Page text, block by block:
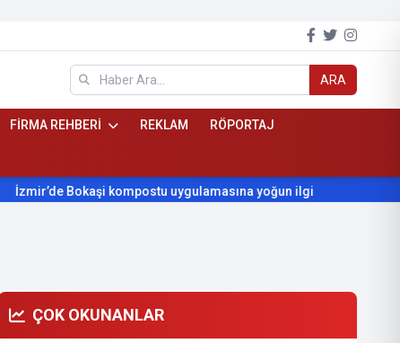
ARA
FİRMA REHBERİ REKLAM RÖPORTAJ
Bokaşi kompostu uygulamasına yoğun ilgi
ÇOK OKUNANLAR